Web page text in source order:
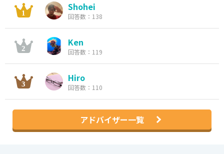
Shohei
回答数：138
Ken
回答数：119
Hiro
回答数：110
アドバイザー一覧